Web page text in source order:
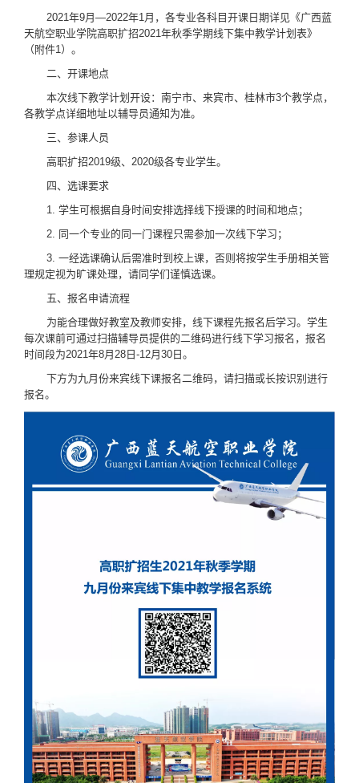
2021年9月—2022年1月，各专业各科目开课日期详见《广西蓝
天航空职业学院高职扩招2021年秋季学期线下集中教学计划表》
（附件1）。
二、开课地点
本次线下教学计划开设：南宁市、来宾市、桂林市3个教学点，
各教学点详细地址以辅导员通知为准。
三、参课人员
高职扩招2019级、2020级各专业学生。
四、选课要求
1. 学生可根据自身时间安排选择线下授课的时间和地点；
2. 同一个专业的同一门课程只需参加一次线下学习；
3. 一经选课确认后需准时到校上课，否则将按学生手册相关管
理规定视为旷课处理，请同学们谨慎选课。
五、报名申请流程
为能合理做好教室及教师安排，线下课程先报名后学习。学生
每次课前可通过扫描辅导员提供的二维码进行线下学习报名，报名
时间段为2021年8月28日-12月30日。
下方为九月份来宾线下课报名二维码，请扫描或长按识别进行
报名。